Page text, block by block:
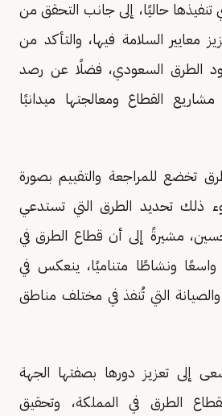
تنفيذها حاليًا، إلى جانب التحقق من
معايير السلامة فيها، والتأكد من
الطرق السعودي، فضلًا عن رصد
القطاع ومعالجتها ميدانيًا
تخضع للمراجعة والتقييم بصورة
ذلك تحديد الطرق التي تستدعي
مشيرةً إلى أن قطاع الطرق في
ونشاطًا متناميًا، ينعكس في
التي تُنفذ في مختلف مناطق
إلى تعزيز دورها بصفتها الجهة
الطرق في المملكة، وتحقيق